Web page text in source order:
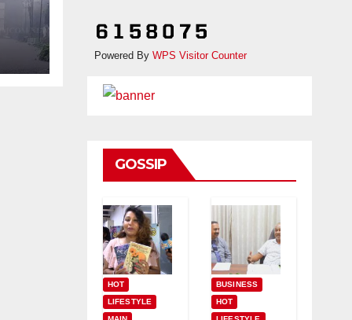
Powered By WPS Visitor Counter
GOSSIP
HOT
LIFESTYLE
BUSINESS
HOT